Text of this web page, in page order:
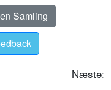
Samling
Næste: